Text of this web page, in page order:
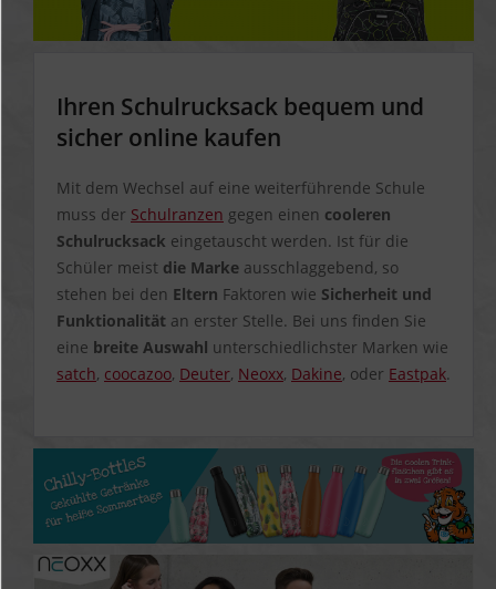
Ihren Schulrucksack bequem und
sicher online kaufen
Mit dem Wechsel auf eine weiterführende Schule
muss der Schulranzen gegen einen cooleren
Schulrucksack eingetauscht werden. Ist für die
Schüler meist die Marke ausschlaggebend, so
stehen bei den Eltern Faktoren wie Sicherheit und
Funktionalität an erster Stelle. Bei uns finden Sie
eine breite Auswahl unterschiedlichster Marken wie
satch, coocazoo, Deuter, Neoxx, Dakine, oder Eastpak.